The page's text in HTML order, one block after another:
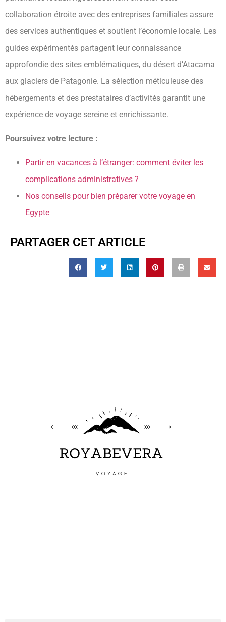
collaboration étroite avec des entreprises familiales assure
des services authentiques et soutient l’économie locale. Les
guides expérimentés partagent leur connaissance
approfondie des sites emblématiques, du désert d’Atacama
aux glaciers de Patagonie. La sélection méticuleuse des
hébergements et des prestataires d’activités garantit une
expérience de voyage sereine et enrichissante.
Poursuivez votre lecture :
Partir en vacances à l’étranger: comment éviter les
complications administratives ?
Nos conseils pour bien préparer votre voyage en
Egypte
PARTAGER CET ARTICLE